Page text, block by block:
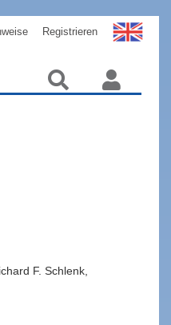
Registrieren
F. Schlenk,